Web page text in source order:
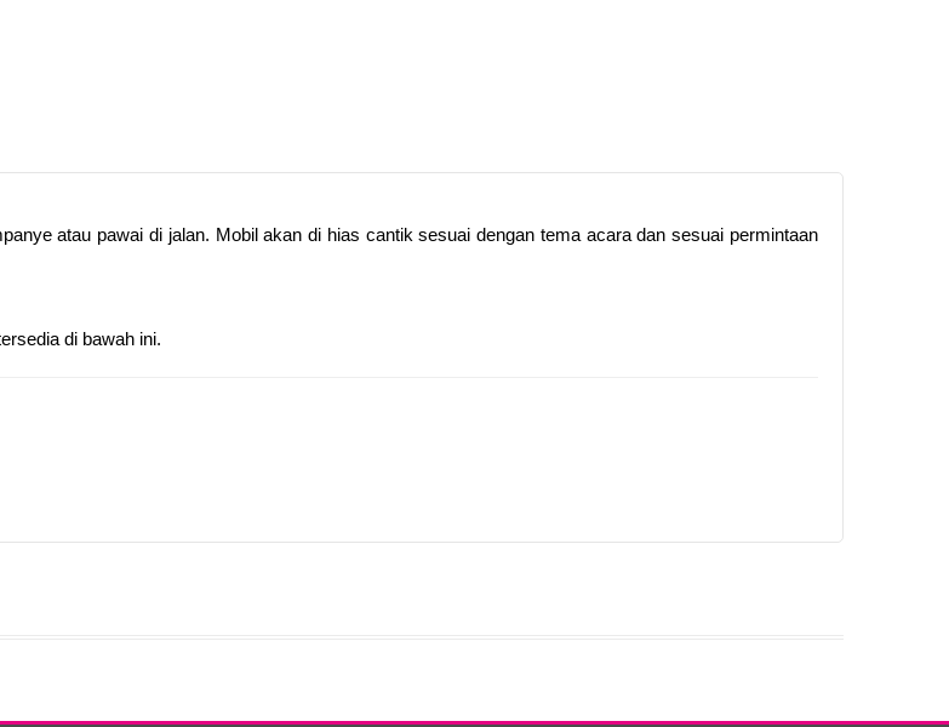
atau pawai di jalan. Mobil akan di hias cantik sesuai dengan tema acara dan sesuai permintaan
di bawah ini.